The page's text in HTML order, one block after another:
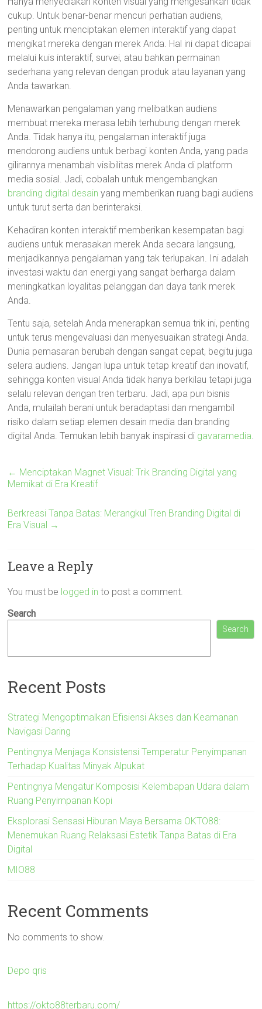
cukup. Untuk benar-benar mencuri perhatian audiens,
penting untuk menciptakan elemen interaktif yang dapat
mengikat mereka dengan merek Anda. Hal ini dapat dicapai
melalui kuis interaktif, survei, atau bahkan permainan
sederhana yang relevan dengan produk atau layanan yang
Anda tawarkan.
Menawarkan pengalaman yang melibatkan audiens
membuat mereka merasa lebih terhubung dengan merek
Anda. Tidak hanya itu, pengalaman interaktif juga
mendorong audiens untuk berbagi konten Anda, yang pada
gilirannya menambah visibilitas merek Anda di platform
media sosial. Jadi, cobalah untuk mengembangkan
branding digital desain yang memberikan ruang bagi audiens
untuk turut serta dan berinteraksi.
Kehadiran konten interaktif memberikan kesempatan bagi
audiens untuk merasakan merek Anda secara langsung,
menjadikannya pengalaman yang tak terlupakan. Ini adalah
investasi waktu dan energi yang sangat berharga dalam
meningkatkan loyalitas pelanggan dan daya tarik merek
Anda.
Tentu saja, setelah Anda menerapkan semua trik ini, penting
untuk terus mengevaluasi dan menyesuaikan strategi Anda.
Dunia pemasaran berubah dengan sangat cepat, begitu juga
selera audiens. Jangan lupa untuk tetap kreatif dan inovatif,
sehingga konten visual Anda tidak hanya berkilau tetapi juga
selalu relevan dengan tren terbaru. Jadi, apa pun bisnis
Anda, mulailah berani untuk beradaptasi dan mengambil
risiko dalam setiap elemen desain media dan branding
digital Anda. Temukan lebih banyak inspirasi di gavaramedia.
← Menciptakan Magnet Visual: Trik Branding Digital yang
Memikat di Era Kreatif
Berkreasi Tanpa Batas: Merangkul Tren Branding Digital di
Era Visual →
Leave a Reply
You must be logged in to post a comment.
Search
Search
Recent Posts
Strategi Mengoptimalkan Efisiensi Akses dan Keamanan
Navigasi Daring
Pentingnya Menjaga Konsistensi Temperatur Penyimpanan
Terhadap Kualitas Minyak Alpukat
Pentingnya Mengatur Komposisi Kelembapan Udara dalam
Ruang Penyimpanan Kopi
Eksplorasi Sensasi Hiburan Maya Bersama OKTO88:
Menemukan Ruang Relaksasi Estetik Tanpa Batas di Era
Digital
MIO88
Recent Comments
No comments to show.
Depo qris
https://okto88terbaru.com/